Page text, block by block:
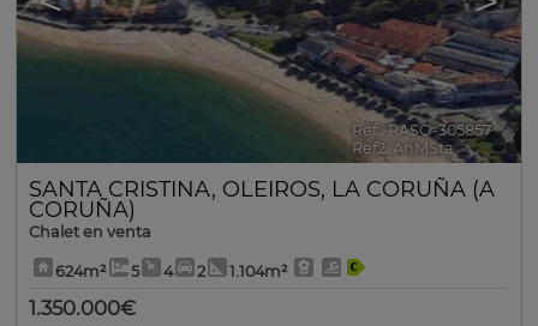
Ref.. RASO-305857 🔗
Ref2. AnMSta
SANTA CRISTINA, OLEIROS, LA CORUÑA (A
CORUÑA)
Chalet en venta
624m² 5 4 2 1.104m²
1.350.000€